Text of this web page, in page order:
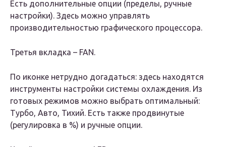
Есть дополнительные опции (пределы, ручные
настройки). Здесь можно управлять
производительностью графического процессора.
Третья вкладка – FAN.
По иконке нетрудно догадаться: здесь находятся
инструменты настройки системы охлаждения. Из
готовых режимов можно выбрать оптимальный:
Турбо, Авто, Тихий. Есть также продвинутые
(регулировка в %) и ручные опции.